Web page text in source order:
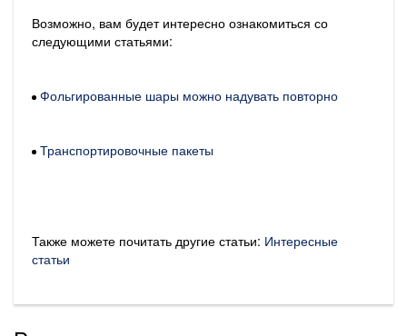
Возможно, вам будет интересно ознакомиться со
следующими статьями:
Фольгированные шары можно надувать повторно
Транспортировочные пакеты
Также можете почитать другие статьи: Интересные
статьи